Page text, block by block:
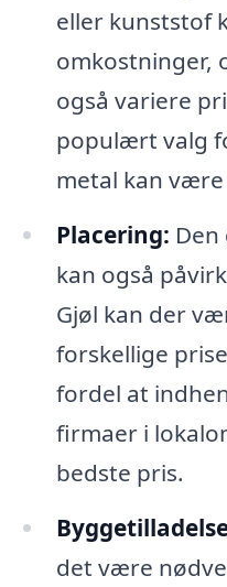
eller kunststof
omkostninger,
også variere
populært valg
metal kan
Placering:
kan også
Gjøl kan der
forskellige
fordel at
firmaer i
bedste pris.
det være